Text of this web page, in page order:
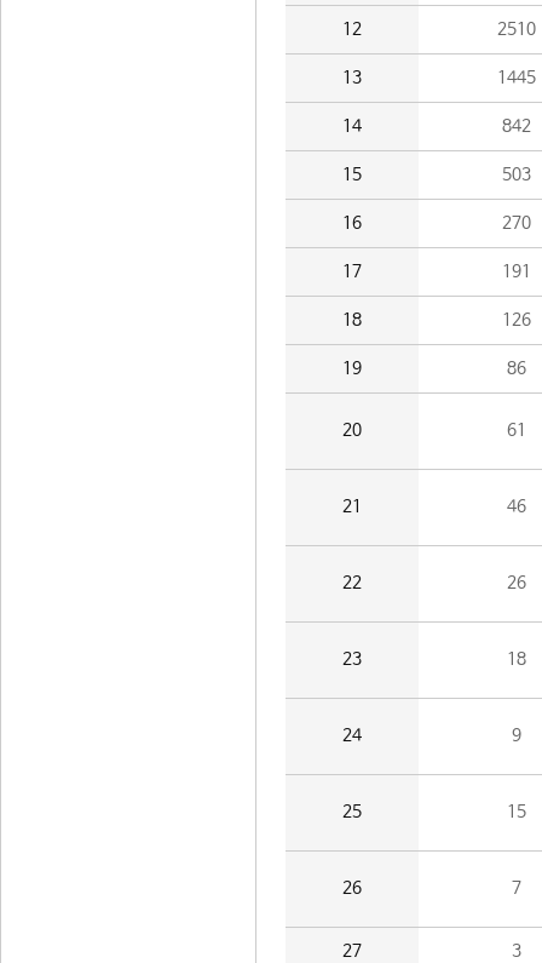
12 2510
13 1445
14 842
15 503
16 270
17 191
18 126
19 86
20 61
21 46
22 26
23 18
24 9
25 15
26 7
27 3